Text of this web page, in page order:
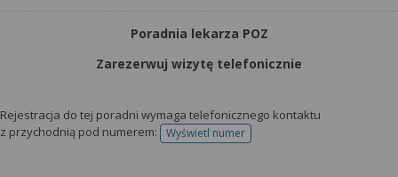
Poradnia lekarza POZ
Zarezerwuj wizytę telefonicznie
Rejestracja do tej poradni wymaga telefonicznego kontaktu
z przychodnią pod numerem:
Wyświetl numertelefonu do rejestracji